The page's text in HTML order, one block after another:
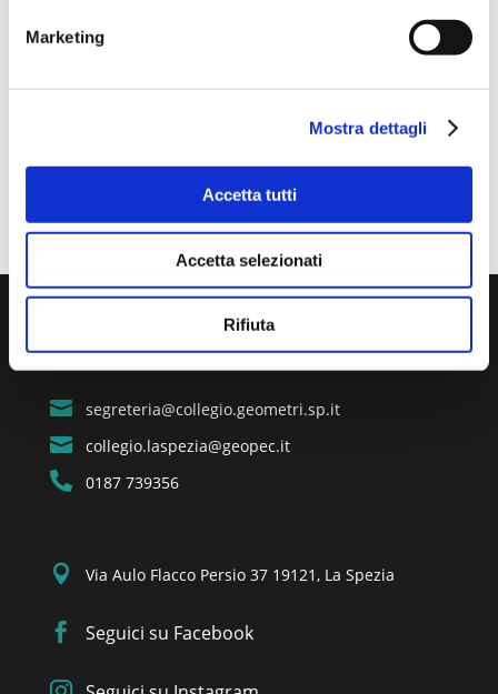
Marketing
Mostra dettagli
Accetta tutti
Accetta selezionati
Rifiuta
LAUREA LP01_BANDO DI AMMISSIONE_ 15 Luglio
Commenti recenti
 segreteria@collegio.geometri.sp.it
 collegio.laspezia@geopec.it
 0187 739356
 Via Aulo Flacco Persio 37 19121, La Spezia
 Seguici su Facebook